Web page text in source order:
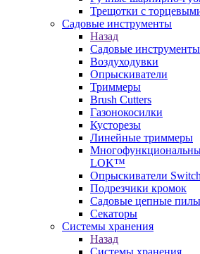
Трещотки с
Садовые инструменты
Назад
Садовые инструменты
Воздуходувки
Опрыскиватели
Триммеры
Brush Cutters
Газонокосилки
Кусторезы
Линейные триммеры
LOK™
Опрыскиватели
Подрезчики кромок
Садовые цепные пилы
Секаторы
Системы хранения
Назад
Системы хранения